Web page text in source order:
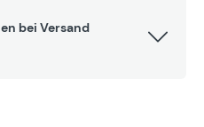
bei Versand